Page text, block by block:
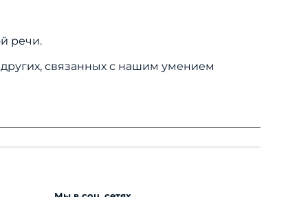
речи.
связанных с нашим умением